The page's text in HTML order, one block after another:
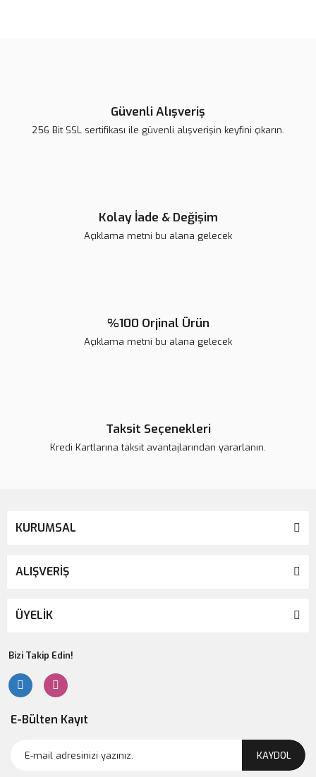
Güvenli Alışveriş
256 Bit SSL sertifikası ile güvenli alışverişin keyfini çıkarın.
Kolay İade & Değişim
Açıklama metni bu alana gelecek
%100 Orjinal Ürün
Açıklama metni bu alana gelecek
Taksit Seçenekleri
Kredi Kartlarına taksit avantajlarından yararlanın.
KURUMSAL
ALIŞVERİŞ
ÜYELİK
Bizi Takip Edin!
E-Bülten Kayıt
KAYDOL